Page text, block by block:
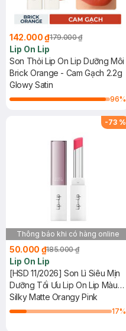
142.000 ₫179.000 ₫
Lip On Lip
Son Thỏi Lip On Lip Dưỡng Môi
Brick Orange - Cam Gạch 2.2g
Glowy Satin
96%
-73 %
Thông báo khi có hàng online
50.000 ₫185.000 ₫
Lip On Lip
[HSD 11/2026] Son Lì Siêu Mịn
Dưỡng Tối Ưu Lip On Lip Màu
Hồng Cam 2.2g
Silky Matte Orangy Pink
17%